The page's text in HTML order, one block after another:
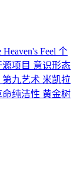
Heaven's Feel 个
源项目 意识形态
第九艺术 米凯拉
命纯洁性 黄金树